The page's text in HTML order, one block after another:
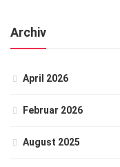
Archiv
April 2026
Februar 2026
August 2025